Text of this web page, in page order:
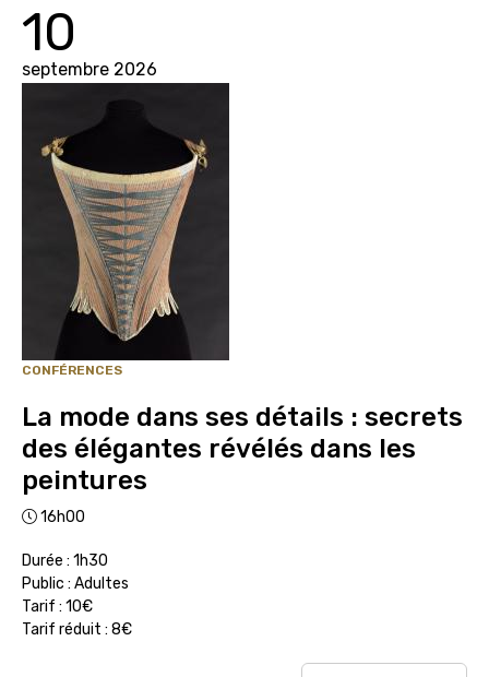
10
septembre 2026
CONFÉRENCES
La mode dans ses détails : secrets
des élégantes révélés dans les
peintures
16h00
Durée : 1h30
Public : Adultes
Tarif : 10€
Tarif réduit : 8€